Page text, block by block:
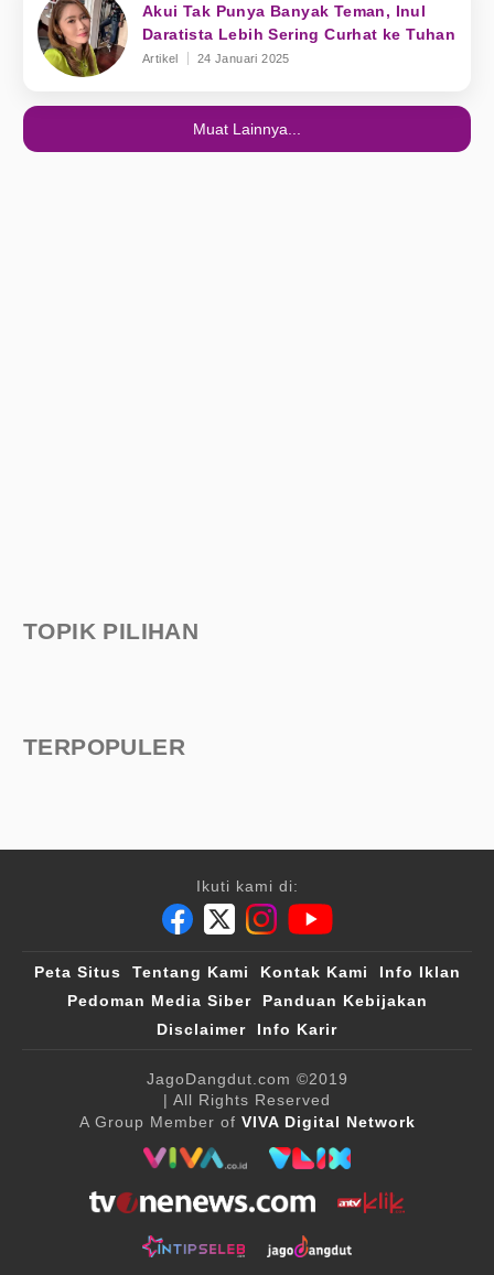
Akui Tak Punya Banyak Teman, Inul
Daratista Lebih Sering Curhat ke Tuhan
Artikel 24 Januari 2025
Muat Lainnya...
TOPIK PILIHAN
TERPOPULER
Ikuti kami di:
Peta Situs Tentang Kami Kontak Kami
Info Iklan
Pedoman Media Siber
Panduan Kebijakan
Disclaimer
Info Karir
JagoDangdut.com ©2019
| All Rights Reserved
A Group Member of VIVA Digital Network